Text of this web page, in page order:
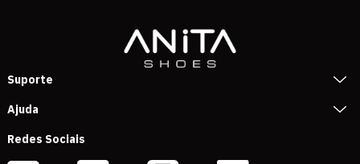
Suporte
Ajuda
Redes Sociais